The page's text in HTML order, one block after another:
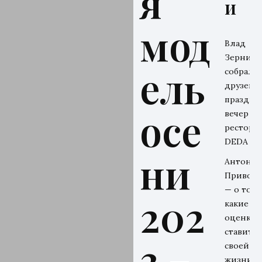
мод
ель
осе
ни
202
и
Влад
собрал
друзей
вечер в
DEDA
Антон
— о том,
какие
оценки
ставит
своей
жизни и